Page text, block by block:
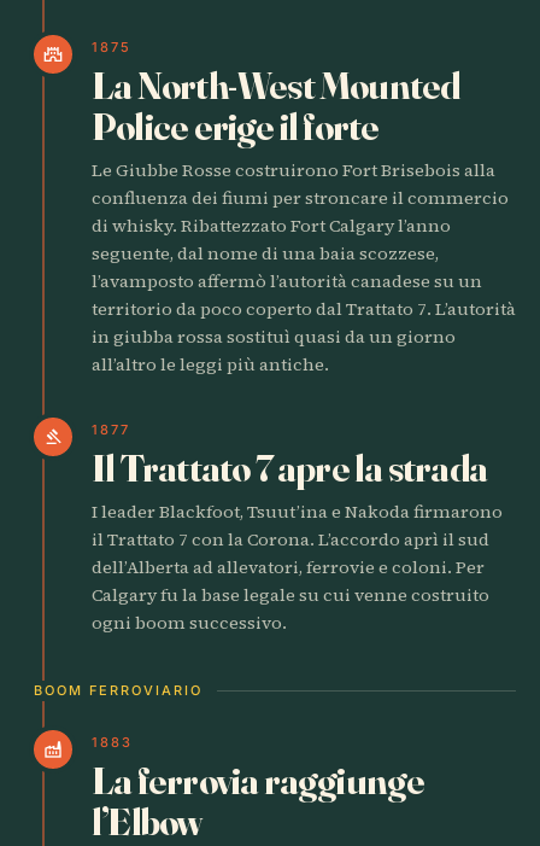
castle 1875
La North-West Mounted
Police erige il forte
Le Giubbe Rosse costruirono Fort Brisebois alla
confluenza dei fiumi per stroncare il commercio
di whisky. Ribattezzato Fort Calgary l’anno
seguente, dal nome di una baia scozzese,
l’avamposto affermò l’autorità canadese su un
territorio da poco coperto dal Trattato 7. L’autorità
in giubba rossa sostituì quasi da un giorno
all’altro le leggi più antiche.
gavel 1877
Il Trattato 7 apre la strada
I leader Blackfoot, Tsuut’ina e Nakoda firmarono
il Trattato 7 con la Corona. L’accordo aprì il sud
dell’Alberta ad allevatori, ferrovie e coloni. Per
Calgary fu la base legale su cui venne costruito
ogni boom successivo.
BOOM FERROVIARIO
factory 1883
La ferrovia raggiunge
l’Elbow